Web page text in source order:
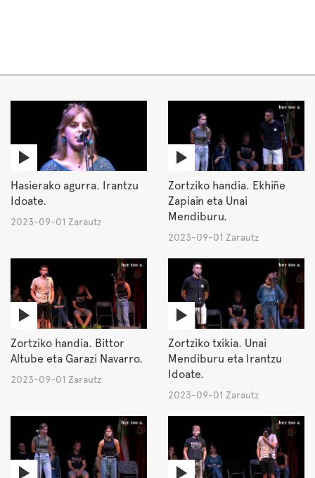
Hasierako agurra. Irantzu
Idoate.
2023-09-01 Zarautz
Zortziko handia. Ekhiñe
Zapiain eta Unai
Mendiburu.
2023-09-01 Zarautz
Zortziko handia. Bittor
Altube eta Garazi Navarro.
2023-09-01 Zarautz
Zortziko txikia. Unai
Mendiburu eta Irantzu
Idoate.
2023-09-01 Zarautz